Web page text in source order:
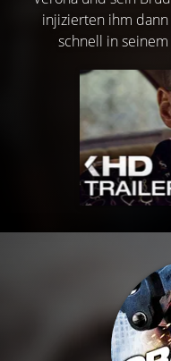
injizierten ihm
schnell in